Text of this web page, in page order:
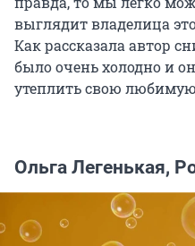
выглядит владелица
Как рассказала автор
было очень холодно и
утеплить свою
Ольга Легенькая,